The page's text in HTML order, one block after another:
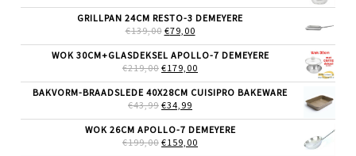
WAS:
€19,99.
IS:
€14,99.
GRILLPAN 24CM RESTO-3 DEMEYERE
€139,00 OORSPRONKELIJKE
WAS:
€139,00.
€79,00HUIDIGE
IS:
€79,00.
WOK 30CM+GLASDEKSEL APOLLO-7 DEMEYERE
€219,00 OORSPRONKELIJKE
WAS:
€219,00.
€179,00
IS:
BAKVORM-BRAADSLEDE 40X28CM CUISIPRO BAKEWARE
€43,99 OORSPRONKELIJKE
WAS:
€43,99.
€34,99
IS:
€34,99.
WOK 26CM APOLLO-7 DEMEYERE
€199,00 OORSPRONKELIJKE
€159,00